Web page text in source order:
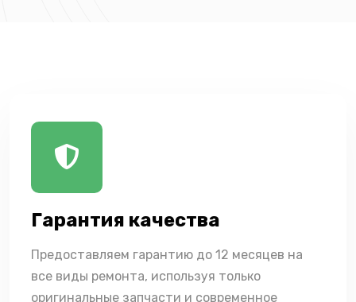
Гарантия качества
Предоставляем гарантию до 12 месяцев на
все виды ремонта, используя только
оригинальные запчасти и современное